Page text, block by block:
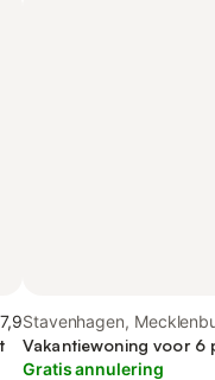
7,9Stavenhagen,
meren
Vakantiewoning voor 6
Gratis annulering